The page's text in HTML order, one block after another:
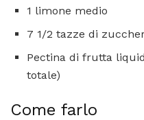
1 limone medio
7 1/2 tazze di
Pectina di frutta
totale)
Come farlo